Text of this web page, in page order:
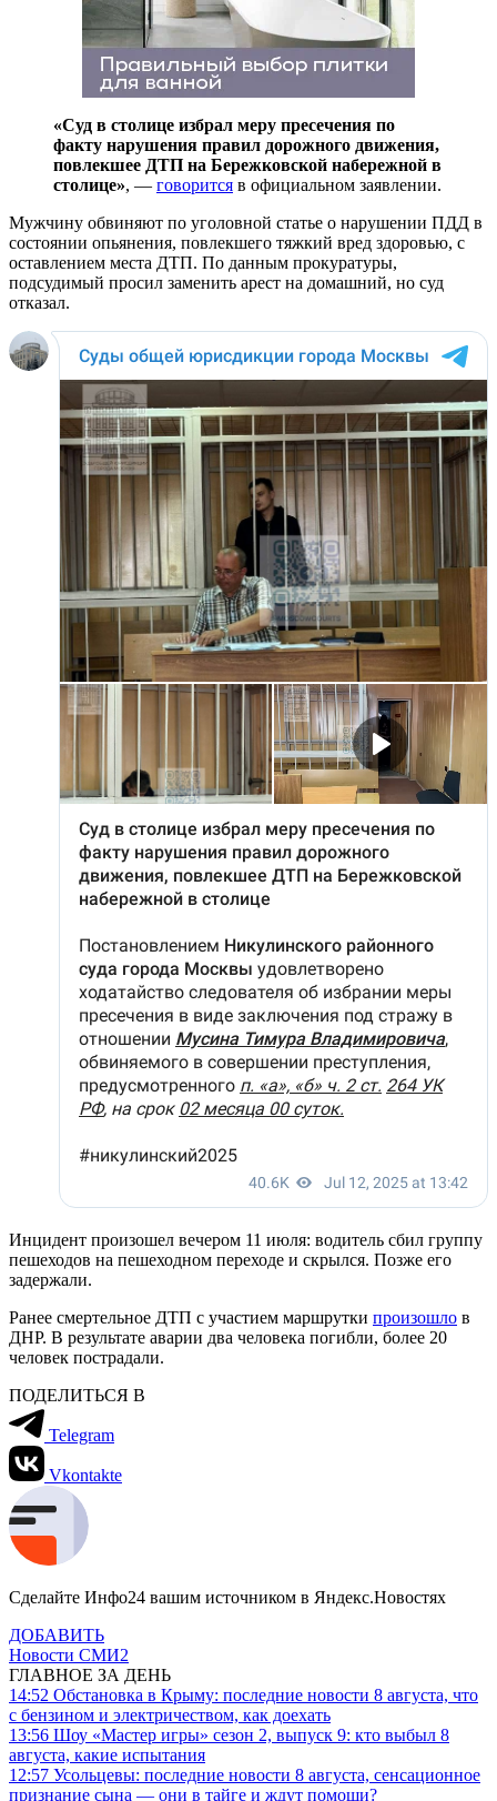
«Суд в столице избрал меру пресечения по
факту нарушения правил дорожного движения,
повлекшее ДТП на Бережковской набережной в
столице», — говорится в официальном заявлении.
Мужчину обвиняют по уголовной статье о нарушении ПДД в
состоянии опьянения, повлекшего тяжкий вред здоровью, с
оставлением места ДТП. По данным прокуратуры,
подсудимый просил заменить арест на домашний, но суд
отказал.
Инцидент произошел вечером 11 июля: водитель сбил группу
пешеходов на пешеходном переходе и скрылся. Позже его
задержали.
Ранее смертельное ДТП с участием маршрутки произошло в
ДНР. В результате аварии два человека погибли, более 20
человек пострадали.
ПОДЕЛИТЬСЯ В
Telegram
Vkontakte
Сделайте Инфо24 вашим источником в Яндекс.Новостях
ДОБАВИТЬ
Новости СМИ2
ГЛАВНОЕ ЗА ДЕНЬ
14:52 Обстановка в Крыму: последние новости 8 августа, что
с бензином и электричеством, как доехать
13:56 Шоу «Мастер игры» сезон 2, выпуск 9: кто выбыл 8
августа, какие испытания
12:57 Усольцевы: последние новости 8 августа, сенсационное
признание сына — они в тайге и ждут помощи?